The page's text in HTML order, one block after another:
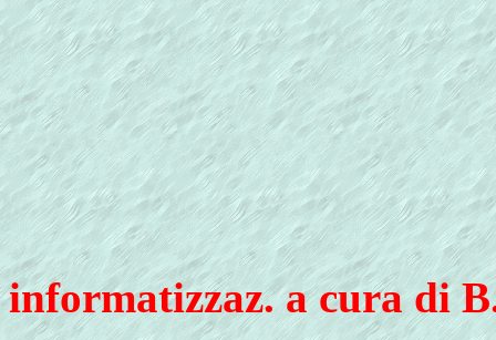
informatizzaz. a cura di